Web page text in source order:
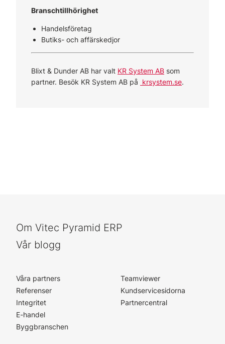
Branschtillhörighet
Handelsföretag
Butiks- och affärskedjor
Blixt & Dunder AB har valt KR System AB som
partner. Besök KR System AB på krsystem.se.
Om Vitec Pyramid ERP
Vår blogg
Våra partners
Referenser
Integritet
E-handel
Byggbranschen
Teamviewer
Kundservicesidorna
Partnercentral